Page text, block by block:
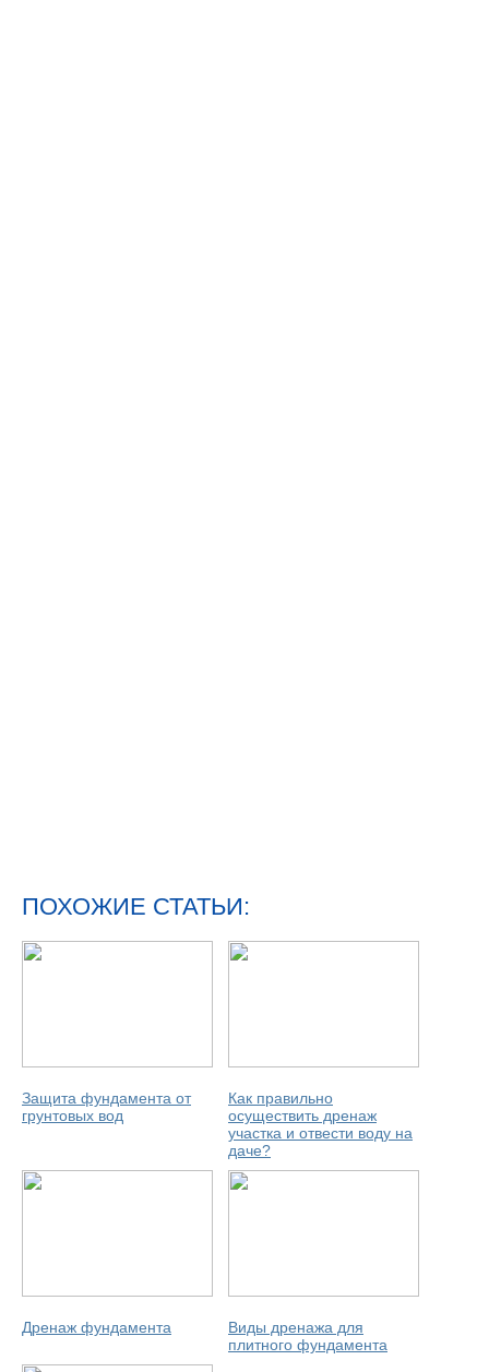
ПОХОЖИЕ СТАТЬИ:
Защита фундамента от
грунтовых вод
Как правильно
осуществить дренаж
участка и отвести воду на
даче?
Дренаж фундамента
Виды дренажа для
плитного фундамента